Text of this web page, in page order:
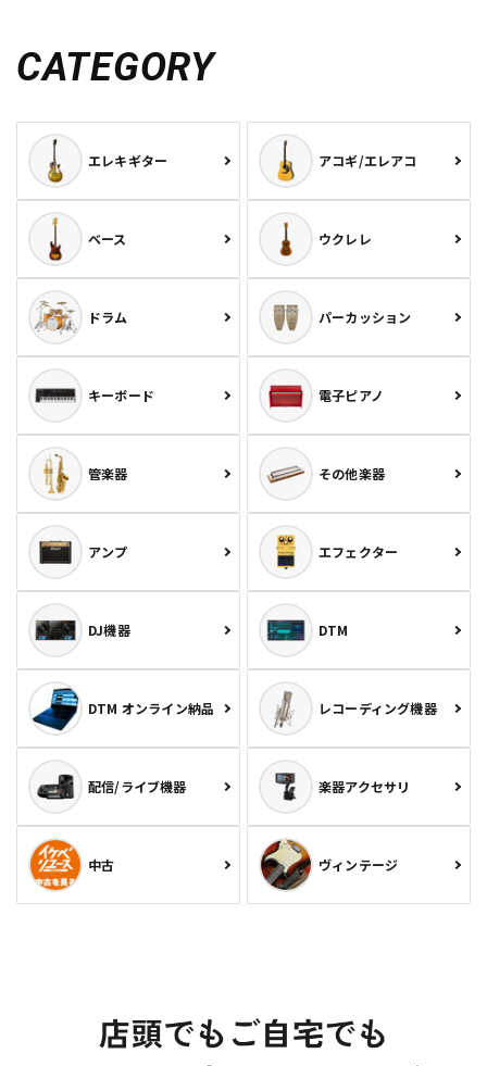
CATEGORY
エレキギター アコギ/エレアコ
ベース ウクレレ
ドラム パーカッション
キーボード 電子ピアノ
管楽器 その他楽器
アンプ エフェクター
DJ機器 DTM
DTM オンライン納品 レコーディング機器
配信/ライブ機器 楽器アクセサリ
中古 ヴィンテージ